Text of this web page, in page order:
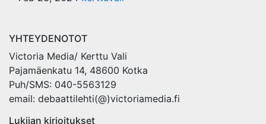
YHTEYDENOTOT
Victoria Media/ Kerttu Vali
Pajamäenkatu 14, 48600 Kotka
Puh/SMS: 040-5563129
email: debaattilehti(@)victoriamedia.fi
Lukijan kirjoitukset